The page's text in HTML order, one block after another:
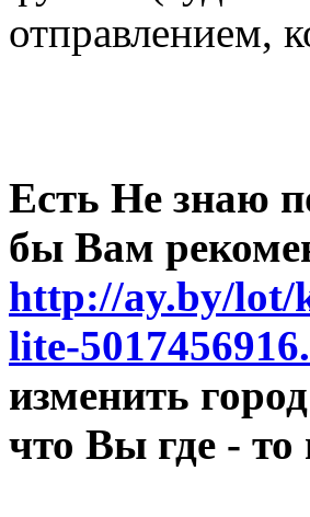
отправлением,
Есть Не знаю
бы Вам
http://ay.by/lot/
lite-
изменить
что Вы где - то